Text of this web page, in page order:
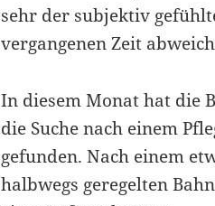
sehr der subjektiv
vergangenen Zeit
In diesem Monat hat die
die Suche nach einem
gefunden. Nach einem
halbwegs geregelten